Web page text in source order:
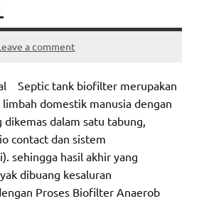
a comment
Septic tank biofilter merupakan
domestik manusia dengan
dalam satu tabung,
contact dan sistem
sehingga hasil akhir yang
dibuang kesaluran
Proses Biofilter Anaerob